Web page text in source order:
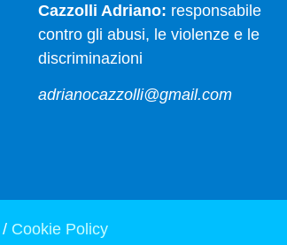
Cazzolli Adriano: responsabile
contro gli abusi, le violenze e le
discriminazioni
adrianocazzolli@gmail.com
/ Cookie Policy